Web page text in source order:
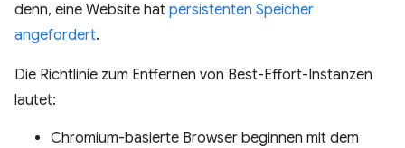
denn, eine Website hat persistenten Speicher
angefordert.
Die Richtlinie zum Entfernen von Best-Effort-Instanzen
lautet:
Chromium-basierte Browser beginnen mit dem